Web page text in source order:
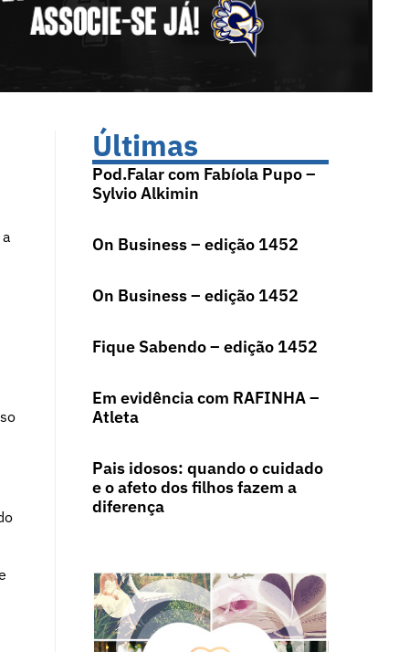
Últimas
Pod.Falar com Fabíola Pupo –
Sylvio Alkimin
On Business – edição 1452
On Business – edição 1452
Fique Sabendo – edição 1452
Em evidência com RAFINHA –
Atleta
Pais idosos: quando o cuidado
e o afeto dos filhos fazem a
diferença